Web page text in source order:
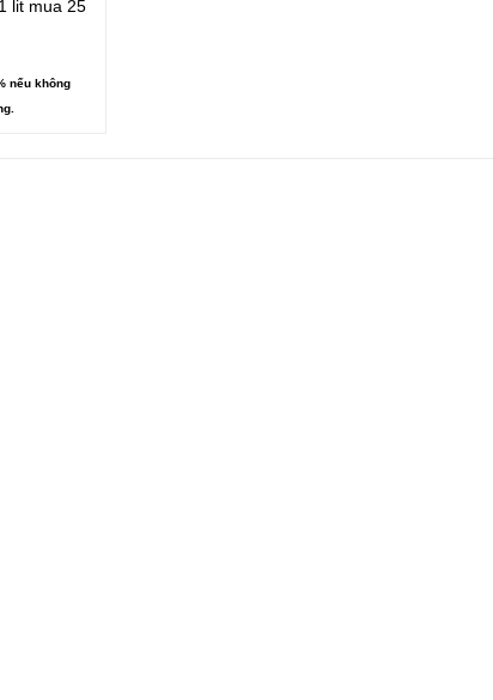
lit mua 25
nếu không